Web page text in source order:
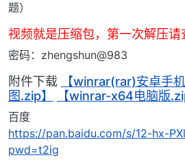
题）
视频就是压缩包，第一次解压请
密码：zhengshun@983
附件下载
【winrar(rar)安卓手
图.zip】
【winrar-x64电脑版
百度
https://pan.baidu.com/s/12-hx-
pwd=t2ig